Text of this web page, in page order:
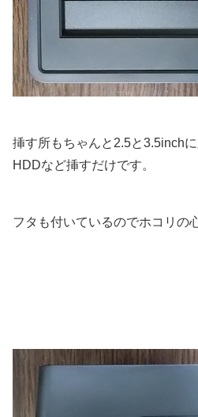
挿す所もちゃんと2.5と3.5inch
HDDなど挿すだけです。
フタも付いているのでホコリの